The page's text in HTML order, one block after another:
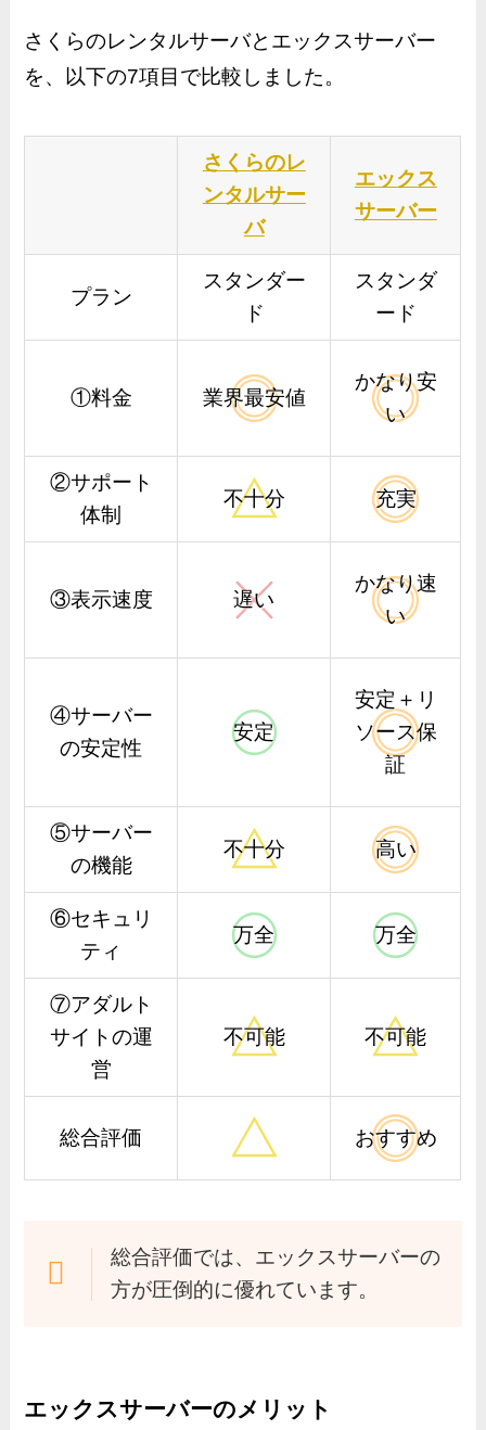
さくらのレンタルサーバとエックスサーバー
を、以下の7項目で比較しました。
さくらのレ
ンタルサー
バ
エックス
サーバー
プラン
スタンダー
ド
スタンダ
ード
①料金 業界最安値
かなり安
い
②サポート
体制
不十分 充実
③表示速度 遅い
かなり速
い
④サーバー
の安定性
安定
安定＋リ
ソース保
証
⑤サーバー
の機能
不十分 高い
⑥セキュリ
ティ
万全 万全
⑦アダルト
サイトの運
営
不可能 不可能
総合評価 おすすめ
総合評価では、エックスサーバーの
方が圧倒的に優れています。
エックスサーバーのメリット